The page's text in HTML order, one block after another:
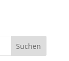
Suchen